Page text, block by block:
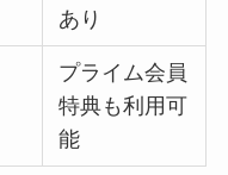
あり
プライム会員
特典も利用可
能